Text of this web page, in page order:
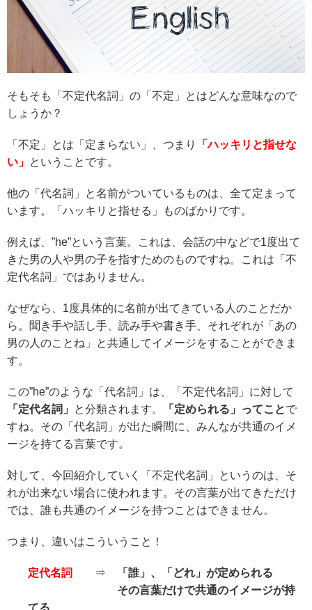
そもそも「不定代名詞」の「不定」とはどんな意味なので
しょうか？
「不定」とは「定まらない」、つまり
「ハッキリと指せな
い」 ということです。
他の「代名詞」と名前がついているものは、全て定まって
います。「ハッキリと指せる」ものばかりです。
例えば、”he”という言葉。これは、会話の中などで1度出て
きた男の人や男の子を指すためのものですね。これは「不
定代名詞」ではありません。
なぜなら、1度具体的に名前が出てきている人のことだか
ら。聞き手や話し手、読み手や書き手、それぞれが「あの
男の人のことね」と共通してイメージをすることができま
す。
この”he”のような「代名詞」は、「不定代名詞」に対して
「定代名詞」
と分類されます。 「定められる」ってことで
すね。その「代名詞」が出た瞬間に、みんなが共通のイメ
ージを持てる言葉です。
対して、今回紹介していく「不定代名詞」というのは、そ
れが出来ない場合に使われます。その言葉が出てきただけ
では、誰も共通のイメージを持つことはできません。
つまり、違いはこういうこと！
定代名詞 ⇒
「誰」、「どれ」が定められる
その言葉だけで共通のイメージが持